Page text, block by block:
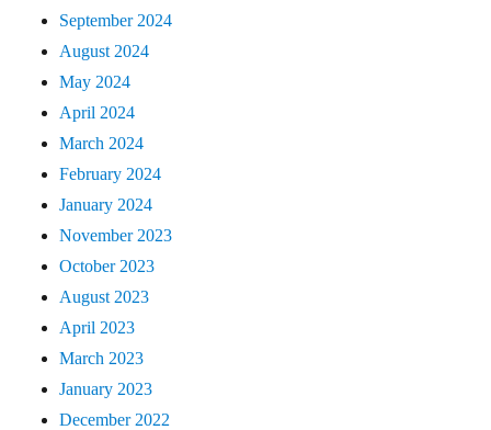
September 2024
August 2024
May 2024
April 2024
March 2024
February 2024
January 2024
November 2023
October 2023
August 2023
April 2023
March 2023
January 2023
December 2022